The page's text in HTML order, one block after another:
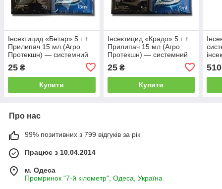
Інсектицид «Бетар» 5 г +
Прилипач 15 мл (Агро
Протекшн) — системний
білокрилки, попелиці та
інших шкідників
25 ₴
Купити
Інсектицид «Крадо» 5 г +
Прилипач 15 мл (Агро
Протекшн) — системний
колорадського жука,
трипсів та інших шкідників
25₴
Купити
510
Про нас
99% позитивних з 799 відгуків за рік
Працює з 10.04.2014
м. Одеса
Промринок "7-й кілометр", Одеса, Україна